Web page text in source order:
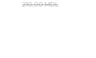
210,00MDL